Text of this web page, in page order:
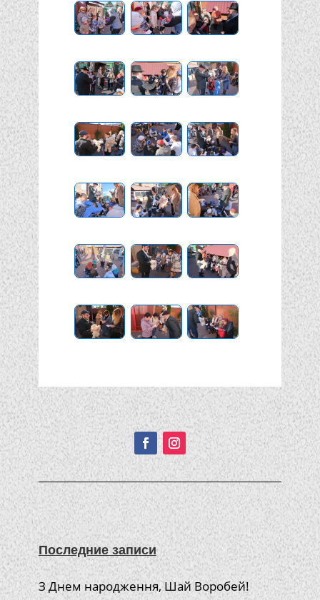
Подписывайтесь!
Последние записи
З Днем народження, Шай Воробей!